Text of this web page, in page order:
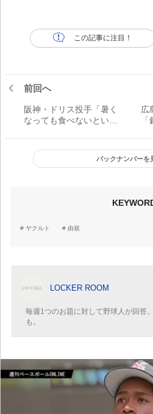
この記事に注目！
前回へ
阪神・ドリス投手「暑く
なっても食べないといけ
広
バックナンバーを
ヤクルト 由規
LOCKER ROOM
毎週1つのお題に対して野球人が回答
も。